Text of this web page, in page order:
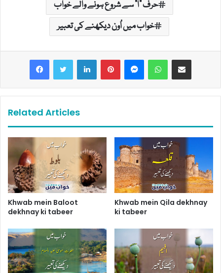
حرف "ا" سے شروع ہونے والے خواب
خواب میں اُون دیکھنے کی تعبیر
LinkedInPinterestMessengerWhatsAppShare via Email
Related Articles
Khwab mein Baloot
dekhnay ki tabeer
Khwab mein Qila dekhnay
ki tabeer